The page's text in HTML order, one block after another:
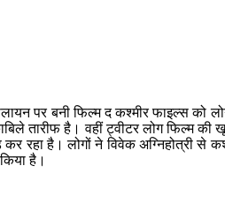
पर बनी फिल्म द कश्मीर फाइल्स को
तारीफ है। वहीं ट्वीटर लोग फिल्म की
रहा है। लोगों ने विवेक अग्निहोत्री से
है।